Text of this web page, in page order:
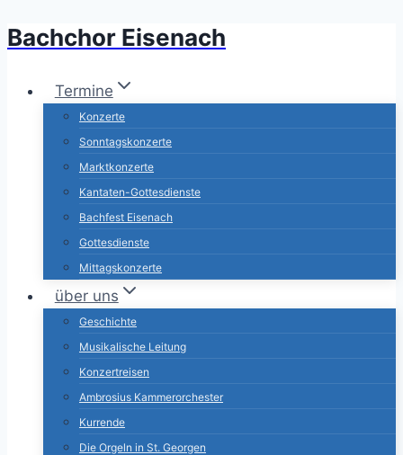
Zum
springen
Bachchor Eisenach
Termine
Konzerte
Sonntagskonzerte
Marktkonzerte
Kantaten-Gottesdienste
Bachfest Eisenach
Gottesdienste
Mittagskonzerte
über uns
Geschichte
Musikalische Leitung
Konzertreisen
Ambrosius Kammerorchester
Kurrende
Die Orgeln in St. Georgen